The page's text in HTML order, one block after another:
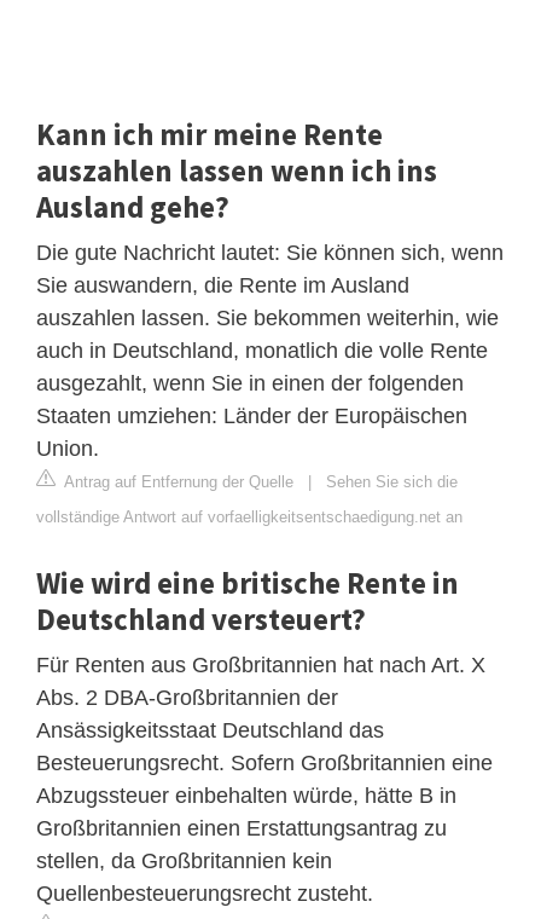
Kann ich mir meine Rente
auszahlen lassen wenn ich ins
Ausland gehe?
Die gute Nachricht lautet: Sie können sich, wenn
Sie auswandern, die Rente im Ausland
auszahlen lassen. Sie bekommen weiterhin, wie
auch in Deutschland, monatlich die volle Rente
ausgezahlt, wenn Sie in einen der folgenden
Staaten umziehen: Länder der Europäischen
Union.
Antrag auf Entfernung der Quelle | Sehen Sie sich die
vollständige Antwort auf vorfaelligkeitsentschaedigung.net an
Wie wird eine britische Rente in
Deutschland versteuert?
Für Renten aus Großbritannien hat nach Art. X
Abs. 2 DBA-Großbritannien der
Ansässigkeitsstaat Deutschland das
Besteuerungsrecht. Sofern Großbritannien eine
Abzugssteuer einbehalten würde, hätte B in
Großbritannien einen Erstattungsantrag zu
stellen, da Großbritannien kein
Quellenbesteuerungsrecht zusteht.